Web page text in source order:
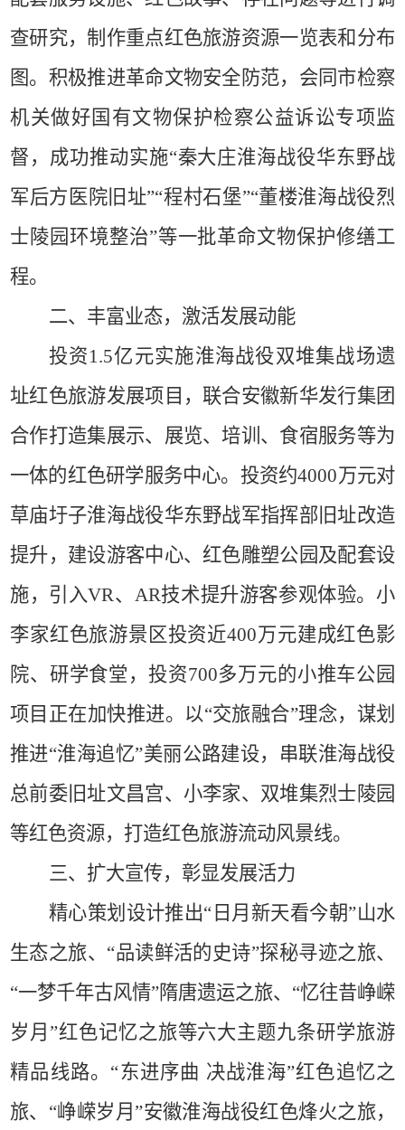
查研究，制作重点红色旅游资源一览表和分布
图。积极推进革命文物安全防范，会同市检察
机关做好国有文物保护检察公益诉讼专项监
督，成功推动实施“秦大庄淮海战役华东野战
军后方医院旧址”“程村石堡”“董楼淮海战役烈
士陵园环境整治”等一批革命文物保护修缮工
程。
二、丰富业态，激活发展动能
投资1.5亿元实施淮海战役双堆集战场遗
址红色旅游发展项目，联合安徽新华发行集团
合作打造集展示、展览、培训、食宿服务等为
一体的红色研学服务中心。投资约4000万元对
草庙圩子淮海战役华东野战军指挥部旧址改造
提升，建设游客中心、红色雕塑公园及配套设
施，引入VR、 AR技术提升游客参观体验。小
李家红色旅游景区投资近400万元建成红色影
院、研学食堂，投资700多万元的小推车公园
项目正在加快推进。以“交旅融合”理念，谋划
推进“淮海追忆”美丽公路建设，串联淮海战役
总前委旧址文昌宫、小李家、双堆集烈士陵园
等红色资源，打造红色旅游流动风景线。
三、扩大宣传，彰显发展活力
精心策划设计推出“日月新天看今朝”山水
生态之旅、“品读鲜活的史诗”探秘寻迹之旅、
“一梦千年古风情”隋唐遗运之旅、“忆往昔峥嵘
岁月”红色记忆之旅等六大主题九条研学旅游
精品线路。“东进序曲 决战淮海”红色追忆之
旅、“峥嵘岁月”安徽淮海战役红色烽火之旅，